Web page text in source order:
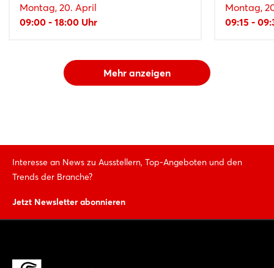
Montag, 20. April
09:00 - 18:00 Uhr
Montag,
09:15 -
Mehr anzeigen
Interesse an News zu Ausstellern, Top-Angeboten und den
Trends der Branche?
Jetzt Newsletter abonnieren